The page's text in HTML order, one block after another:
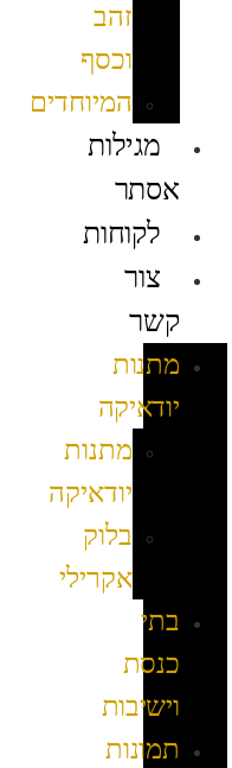
זהב
וכסף
המיוחדים
מגילות
אסתר
לקוחות
צור
קשר
מתנות
יודאיקה
מתנות
יודאיקה
בלוק
אקרילי
בתי
כנסת
וישיבות
תמונות